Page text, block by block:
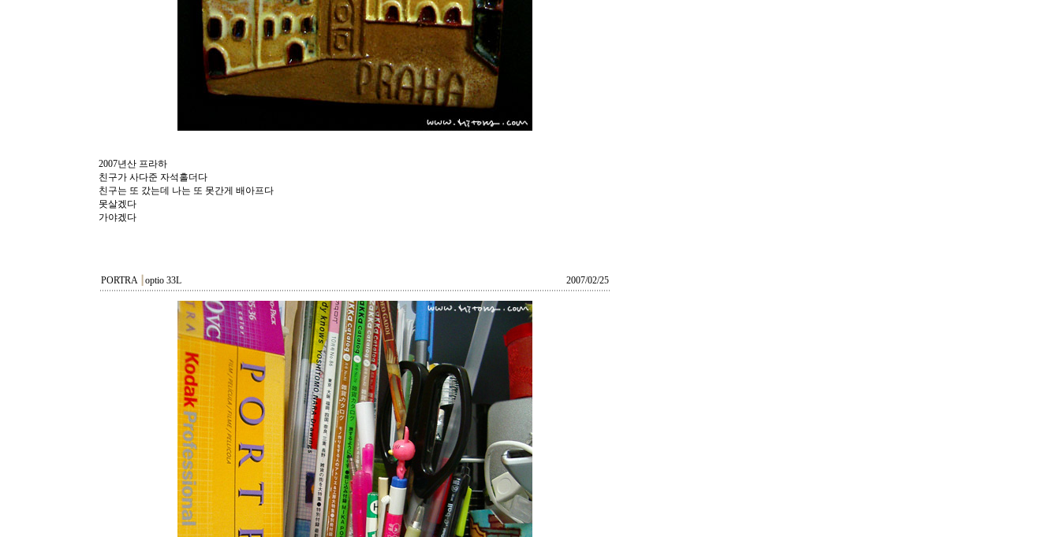
2007년산 프라하
친구가 사다준 자석홀더다
친구는 또 갔는데 나는 또 못간게 배아프다
못살겠다
가야겠다
PORTRA optio 33L 2007/02/25